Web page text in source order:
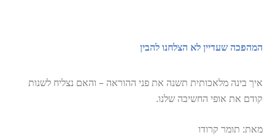
המהפכה שעדיין לא הצלחנו להבין
איך בינה מלאכותית תשנה את פני ההוראה – והאם נצליח לשנות
קודם את אופי החשיבה שלנו.
מאת: תומר קרודו